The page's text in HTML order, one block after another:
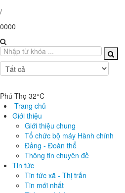
/
0000
Phú Thọ 32°C
Trang chủ
Giới thiệu
Giới thiệu chung
Tổ chức bộ máy Hành chính
Đảng - Đoàn thể
Thông tin chuyên đề
Tin tức
Tin tức xã - Thị trấn
Tin mới nhất